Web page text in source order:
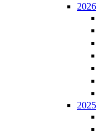
2026
2025